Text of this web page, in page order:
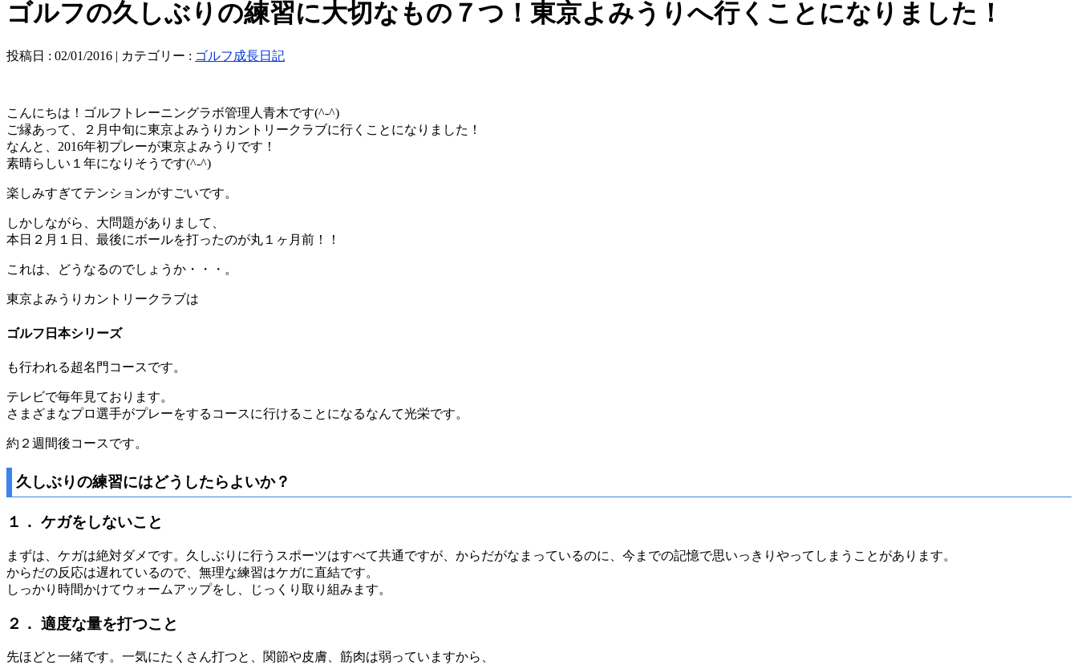
ゴルフの久しぶりの練習に大切なもの７つ！東京よみうりへ行くことになりました！
投稿日 : 02/01/2016 | カテゴリー : ゴルフ成長日記
こんにちは！ゴルフトレーニングラボ管理人青木です(^-^)
ご縁あって、２月中旬に東京よみうりカントリークラブに行くことになりました！
なんと、2016年初プレーが東京よみうりです！
素晴らしい１年になりそうです(^-^)
楽しみすぎてテンションがすごいです。
しかしながら、大問題がありまして、
本日２月１日、最後にボールを打ったのが丸１ヶ月前！！
これは、どうなるのでしょうか・・・。
東京よみうりカントリークラブは
ゴルフ日本シリーズ
も行われる超名門コースです。
テレビで毎年見ております。
さまざまなプロ選手がプレーをするコースに行けることになるなんて光栄です。
約２週間後コースです。
久しぶりの練習にはどうしたらよいか？
１． ケガをしないこと
まずは、ケガは絶対ダメです。久しぶりに行うスポーツはすべて共通ですが、からだがなまっているのに、今までの記憶で思いっきりやってしまうことがあります。
からだの反応は遅れているので、無理な練習はケガに直結です。
しっかり時間かけてウォームアップをし、じっくり取り組みます。
２． 適度な量を打つこと
先ほどと一緒です。一気にたくさん打つと、関節や皮膚、筋肉は弱っていますから、